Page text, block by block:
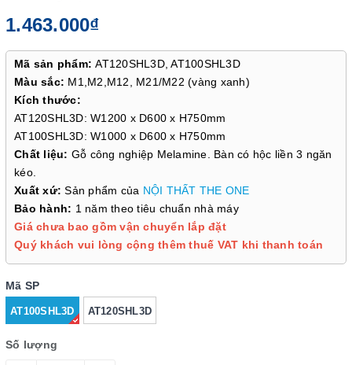
1.463.000₫
Mã sản phẩm: AT120SHL3D, AT100SHL3D
Màu sắc: M1,M2,M12, M21/M22 (vàng xanh)
Kích thước:
AT120SHL3D: W1200 x D600 x H750mm
AT100SHL3D: W1000 x D600 x H750mm
Chất liệu: Gỗ công nghiệp Melamine. Bàn có hộc liền 3 ngăn
kéo.
Xuất xứ: Sản phẩm của NỘI THẤT THE ONE
Bảo hành: 1 năm theo tiêu chuẩn nhà máy
Giá chưa bao gồm vận chuyển lắp đặt
Quý khách vui lòng cộng thêm thuế VAT khi thanh toán
Mã SP
AT100SHL3D AT120SHL3D
Số lượng